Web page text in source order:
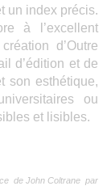
un index précis.
à l’excellent
d’Outre
d’édition et de
son esthétique,
ou
et lisibles.
de John Coltrane par